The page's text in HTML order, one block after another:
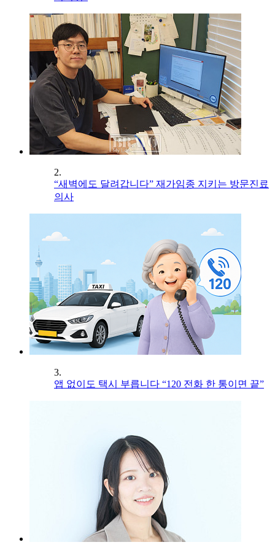
2.
“새벽에도 달려갑니다” 재가임종 지키는 방문진료
의사
3.
앱 없이도 택시 부릅니다 “120 전화 한 통이면 끝”